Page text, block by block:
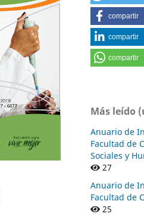
compartir
compartir
compartir
Más leído
Anuario de
Facultad de
Sociales y
27
Anuario de
Facultad de
25